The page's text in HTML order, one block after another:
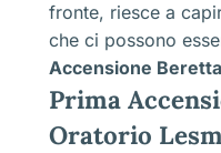
fronte, riesce a
che ci possono
Accensione
Prima
Oratorio